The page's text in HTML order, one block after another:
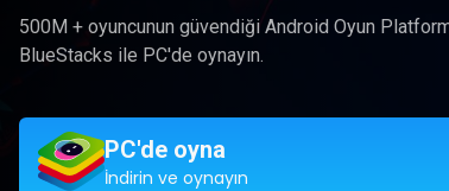
500M + oyuncunun güvendiği Android Oyun
BlueStacks ile PC'de oynayın.
PC'de oyna
İndirin ve oynayın